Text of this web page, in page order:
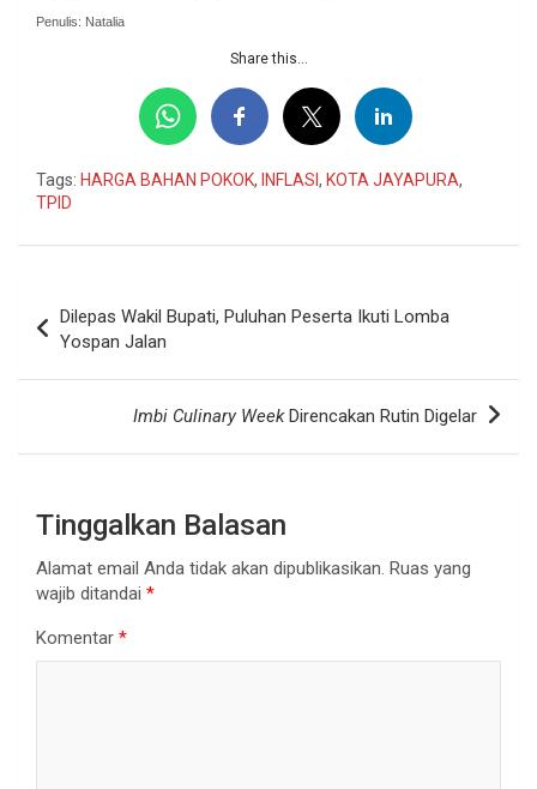
Penulis: Natalia
Share this...
Tags: HARGA BAHAN POKOK, INFLASI, KOTA JAYAPURA,
TPID
pos
Dilepas Wakil Bupati, Puluhan Peserta Ikuti Lomba
Yospan Jalan
Imbi Culinary WeekDirencakan Rutin Digelar
Tinggalkan Balasan
Alamat email Anda tidak akan dipublikasikan. Ruas yang
wajib ditandai *
Komentar *